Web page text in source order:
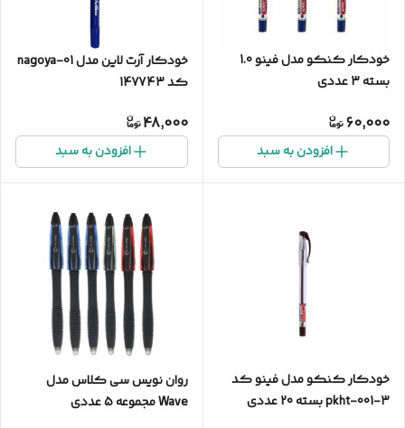
خودکار کنکو مدل فینو 1.0
بسته 3 عددی
60,000
افزودن به سبد
خودکار آرت لاین مدل nagoya-01
کد 147743
48,000
افزودن به سبد
خودکار کنکو مدل فینو کد
pkht-001-3 بسته 20 عددی
روان نویس سی کلاس مدل
Wave مجموعه 5 عددی